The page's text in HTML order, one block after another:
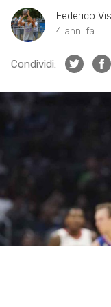
Federico
4 anni fa
Condividi: